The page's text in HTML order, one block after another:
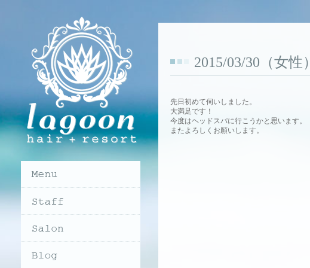
2015/03/30（女性）
先日初めて伺いしました。
大満足です！
今度はヘッドスパに行こうかと思います。
またよろしくお願いします。